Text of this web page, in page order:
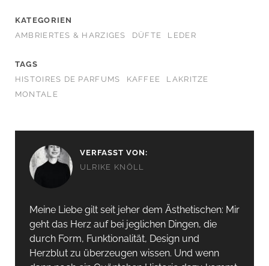
KATEGORIEN
AMBRIERTES & HARZIGES
DÜFTE LEDER
TAGS
HISTOIRES DE PARFUMS
KAFFEE
LAKRITZE
MONTALE
VERFASST VON:
ULRIKE KNÖLL
Meine Liebe gilt seit jeher dem Ästhetischen: Mir
geht das Herz auf bei jeglichen Dingen, die
durch Form, Funktionalität, Design und
Herzblut zu überzeugen wissen. Und wenn